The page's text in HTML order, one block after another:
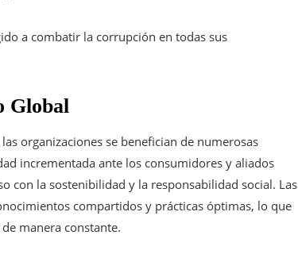
a combatir la corrupción en todas sus
Global
organizaciones se benefician de numerosas
incrementada ante los consumidores y aliados
con la sostenibilidad y la responsabilidad social. Las
compartidos y prácticas óptimas, lo que
manera constante.